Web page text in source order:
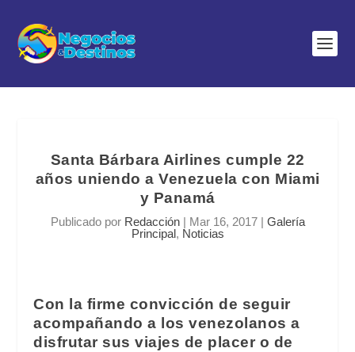
Santa Bárbara Airlines cumple 22
años uniendo a Venezuela con Miami
y Panamá
Publicado por Redacción| Mar 16, 2017| Galería
Principal, Noticias
Con la firme convicción de seguir
acompañando a los venezolanos a
disfrutar sus viajes de placer o de